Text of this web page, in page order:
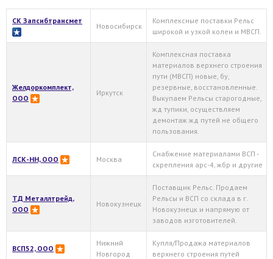
СК Запсибтрансмет
Новосибирск
Комплексные поставки Рельс
широкой и узкой колеи и МВСП.
Желдоркомплект,
ООО
Иркутск
Комплексная поставка
материалов верхнего строения
пути (МВСП) новые, бу,
резервные, восстановленные.
Выкупаем Рельсы старогодные,
жд тупики, осуществляем
демонтаж жд путей не общего
пользования.
ЛСК-НН, ООО Москва
Снабжение материалами ВСП -
скрепления арс-4, жбр и другие
ТД Металлтрейд,
ООО
Новокузнецк
Поставщик Рельс. Продаем
Рельсы и ВСП со склада в г.
Новокузнецк и напрямую от
заводов изготовителей.
ВСП52, ООО
Нижний
Новгород
Купля/Продажа материалов
верхнего строения путей